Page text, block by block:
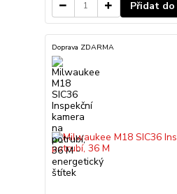
Přidat do
Doprava ZDARMA